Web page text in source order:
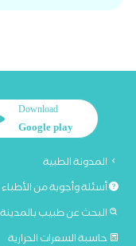
Download
Google play
المدونة الطبية
أسئلة وأجوبة من الأطباء
البحث عن طبيب
حاسبة السعرات الحرارية